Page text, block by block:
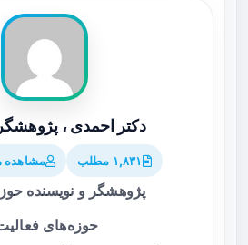
دکتر احمدی ،
۱,۸۳۱ مطلب مشاهده
پژوهشگر و نویسنده
حوزه‌های